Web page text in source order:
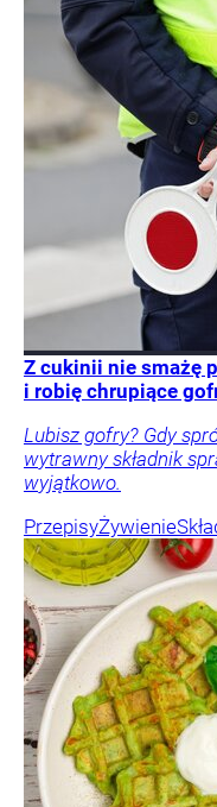
Z cukinii nie smażę
i robię chrupiące
Lubisz gofry? Gdy
wytrawny składnik
wyjątkowo.
PrzepisyŻywienie